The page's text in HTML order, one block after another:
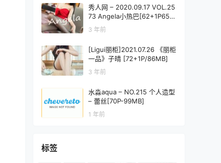
秀人网 – 2020.09.17 VOL.25
73 Angela小热巴[62+1P656
M]
3 年前
[Ligui丽柜]2021.07.26 《丽柜
一品》子晴 [72+1P/86MB]
3 年前
水淼aqua – NO.215 个人造型
– 蕾丝[70P-99MB]
1 年前
标签